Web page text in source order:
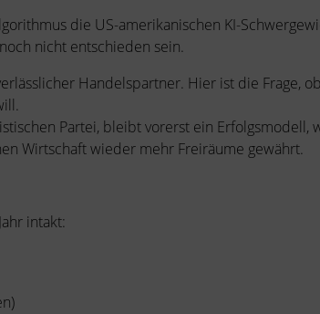
die US-amerikanischen KI-
nicht entschieden sein.
Handelspartner. Hier ist die Frage,
Partei, bleibt vorerst ein
Wirtschaft wieder mehr Freiräume gewährt.
intakt: